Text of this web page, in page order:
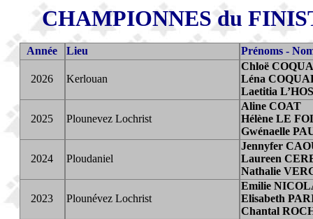
CHAMPIONNES du
Année Lieu Prénoms -
2026 Kerlouan
Chloë
Léna
Laetitia
2025 Plounevez Lochrist
Aline COAT
Hélène LE
Gwénaelle
2024 Ploudaniel
Jennyfer
Laureen
Nathalie
2023 Plounévez Lochrist
Emilie
Elisabeth
Chantal